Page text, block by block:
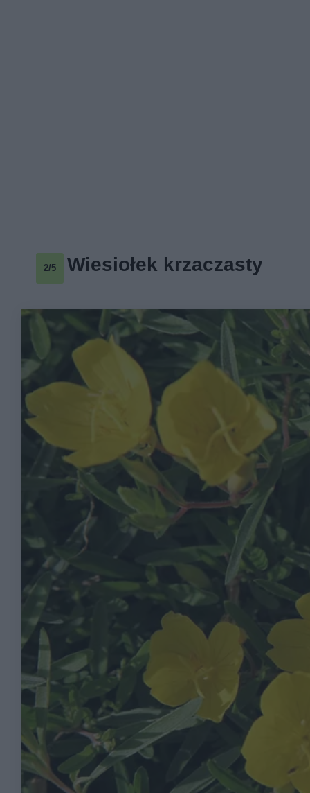
2/5 Wiesiołek krzaczasty